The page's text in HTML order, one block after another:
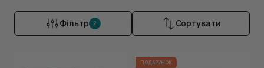
Фільтр 2 Сортувати
ПОДАРУНОК